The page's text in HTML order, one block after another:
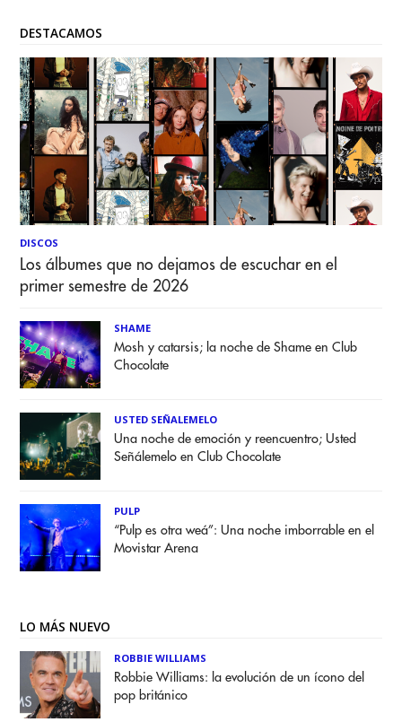
DESTACAMOS
DISCOS
Los álbumes que no dejamos de escuchar en el
primer semestre de 2026
SHAME
Mosh y catarsis; la noche de Shame en Club
Chocolate
USTED SEÑALEMELO
Una noche de emoción y reencuentro; Usted
Señálemelo en Club Chocolate
PULP
“Pulp es otra weá”: Una noche imborrable en el
Movistar Arena
LO MÁS NUEVO
ROBBIE WILLIAMS
Robbie Williams: la evolución de un ícono del
pop británico